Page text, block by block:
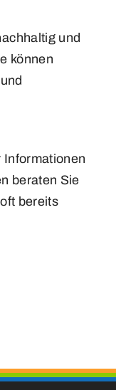
und
können
Informationen
beraten Sie
bereits